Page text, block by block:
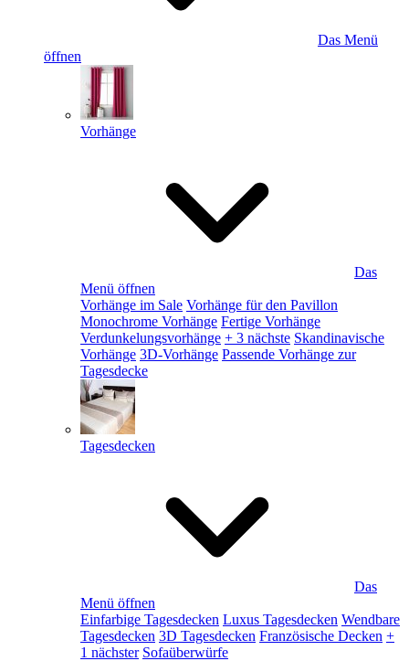
Das Menü
öffnen
Vorhänge
Das
Menü öffnen
Vorhänge im Sale Vorhänge für den Pavillon
Monochrome Vorhänge Fertige Vorhänge
Verdunkelungsvorhänge + 3 nächste Skandinavische
Vorhänge 3D-Vorhänge Passende Vorhänge zur
Tagesdecke
Tagesdecken
Das
Menü öffnen
Einfarbige Tagesdecken Luxus Tagesdecken Wendbare
Tagesdecken 3D Tagesdecken Französische Decken +
1 nächster Sofaüberwürfe